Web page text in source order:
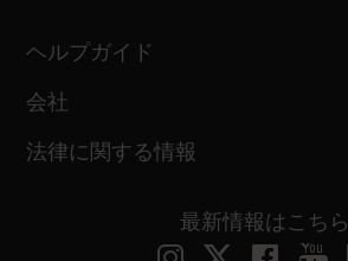
ヘルプガイド
会社
法律に関する情報
最新情報はこちら